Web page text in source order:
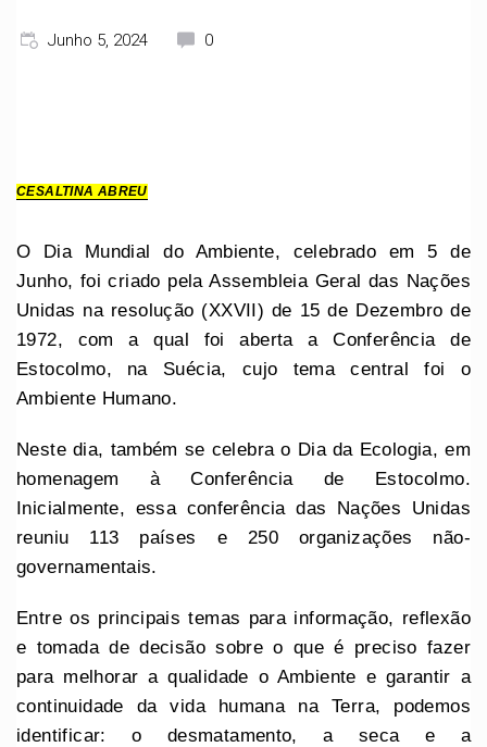
Junho 5, 2024 0
CESALTINA ABREU
O Dia Mundial do Ambiente, celebrado em 5 de
Junho, foi criado pela Assembleia Geral das Nações
Unidas na resolução (XXVII) de 15 de Dezembro de
1972, com a qual foi aberta a Conferência de
Estocolmo, na Suécia, cujo tema central foi o
Ambiente Humano.
Neste dia, também se celebra o Dia da Ecologia, em
homenagem à Conferência de Estocolmo.
Inicialmente, essa conferência das Nações Unidas
reuniu 113 países e 250 organizações não-
governamentais.
Entre os principais temas para informação, reflexão
e tomada de decisão sobre o que é preciso fazer
para melhorar a qualidade o Ambiente e garantir a
continuidade da vida humana na Terra, podemos
identificar: o desmatamento, a seca e a